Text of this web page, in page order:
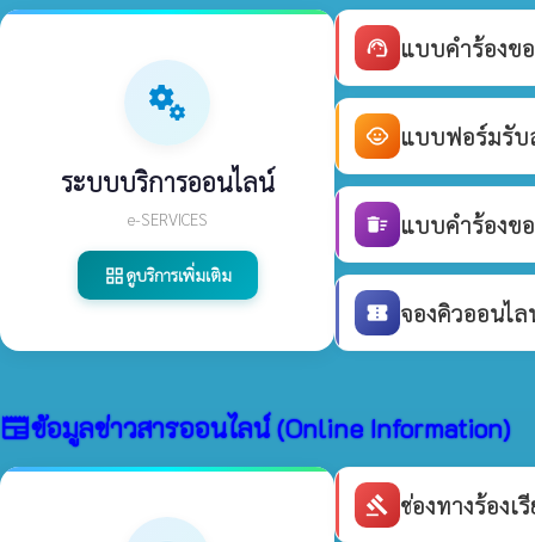
miscellaneous_services
ระบบบริการออนไลน์
e-SERVICES
grid_viewดูบริการเพิ่มเติม
support_agent แบบคำร้องข
child_care แบบฟอร์มรับ
delete_sweep แบบคำร้องข
confirmation_number จองคิวออนไ
newspaperข้อมูลข่าวสารออนไลน์ (Online Information)
gavel ช่องทางร้อง